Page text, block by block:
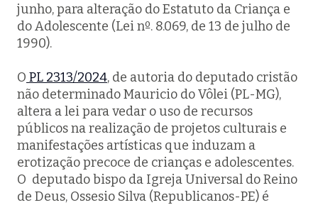
junho, para alteração do Estatuto da Criança e
do Adolescente (Lei nº. 8.069, de 13 de julho de
1990).
O PL 2313/2024, de autoria do deputado cristão
não determinado Mauricio do Vôlei (PL-MG),
altera a lei para vedar o uso de recursos
públicos na realização de projetos culturais e
manifestações artísticas que induzam a
erotização precoce de crianças e adolescentes.
O deputado bispo da Igreja Universal do Reino
de Deus, Ossesio Silva (Republicanos-PE) é